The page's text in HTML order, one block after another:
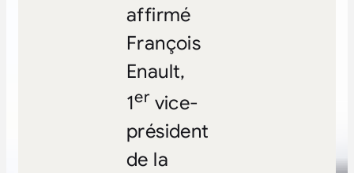
affirmé
François
Enault,
1er vice-
président
de la